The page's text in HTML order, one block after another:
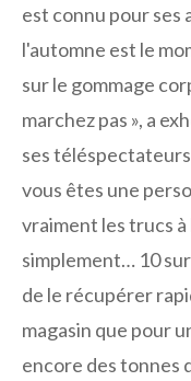
est connu pour ses
l'automne est le
sur le gommage
marchez pas », a
ses
vous êtes une
vraiment les trucs
simplement… 10
de le récupérer
magasin que pour
encore des tonnes